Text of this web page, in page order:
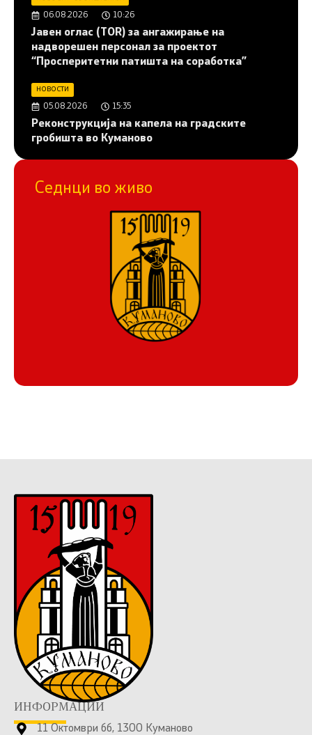
06.08.2026 10:26
Јавен оглас (ТОR) за ангажирање на
надворешен персонал за проектот
“Просперитетни патишта на соработка”
НОВОСТИ
05.08.2026 15:35
Реконструкција на капела на градските
гробишта во Куманово
Седнци во живо
ИНФОРМАЦИИ
11 Октомври бб, 1300 Куманово